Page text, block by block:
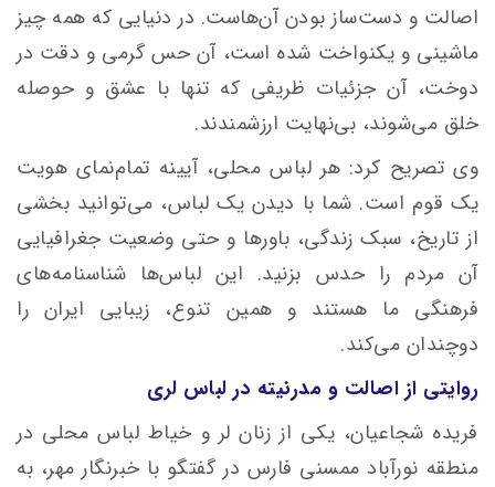
اصالت و دست‌ساز بودن آن‌هاست. در دنیایی که همه چیز
ماشینی و یکنواخت شده است، آن حس گرمی و دقت در
دوخت، آن جزئیات ظریفی که تنها با عشق و حوصله
خلق می‌شوند، بی‌نهایت ارزشمندند.
‌وی تصریح کرد: هر لباس محلی، آیینه تمام‌نمای هویت
یک قوم است. شما با دیدن یک لباس، می‌توانید بخشی
از تاریخ، سبک زندگی، باورها و حتی وضعیت جغرافیایی
آن مردم را حدس بزنید. این لباس‌ها شناسنامه‌های
فرهنگی ما هستند و همین تنوع، زیبایی ایران را
دوچندان می‌کند.
روایتی از اصالت و مدرنیته در لباس لری
فریده شجاعیان، یکی از زنان لر و خیاط لباس محلی در
منطقه نورآباد ممسنی فارس در گفتگو با خبرنگار مهر، به